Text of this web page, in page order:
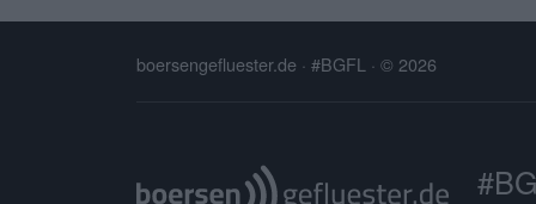
boersengefluester.de · #BGFL · © 2026